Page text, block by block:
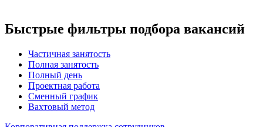
Быстрые фильтры подбора вакансий
Частичная занятость
Полная занятость
Полный день
Проектная работа
Сменный график
Вахтовый метод